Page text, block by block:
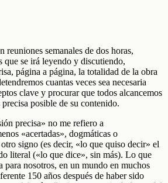
reuniones semanales de dos horas,
que se irá leyendo y discutiendo,
página a página, la totalidad de la obra
cuantas veces sea necesaria
clave y procurar que todos alcancemos
posible de su contenido.
precisa» no me refiero a
«acertadas», dogmáticas o
signo (es decir, «lo que quiso decir» el
literal («lo que dice», sin más). Lo que
para nosotros, en un mundo en muchos
150 años después de haber sido